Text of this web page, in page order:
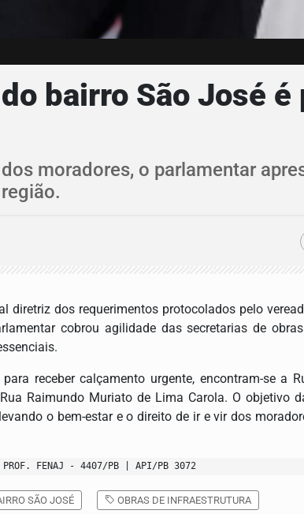
bairro São José
moradores, o parlamentar
dos requerimentos protocolados pelo
cobrou agilidade das secretarias de
receber calçamento urgente, encontram-se a
Raimundo Muriato de Lima Carola. O objetivo
o bem-estar e o direito de ir e vir dos
FENAJ - 4407/PB | API/PB 3072
SÃO JOSÉ OBRAS DE INFRAESTRUTURA